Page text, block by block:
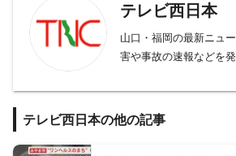
テレビ西日本
山口・福岡の最新ニュ
害や事故の速報などを発
テレビ西日本の他の記事